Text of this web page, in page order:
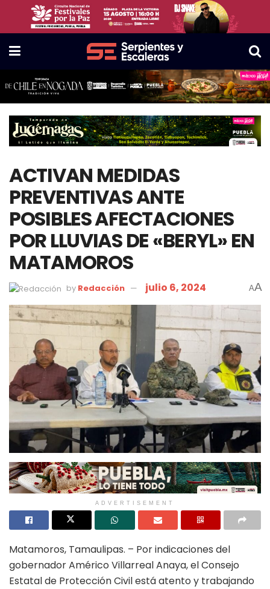
ACTIVAN MEDIDAS
PREVENTIVAS ANTE
POSIBLES AFECTACIONES
POR LLUVIAS DE «BERYL» EN
MATAMOROS
by Redacción julio 6, 2024 AA
ADVERTISEMENT
Matamoros, Tamaulipas. – Por indicaciones del
gobernador Américo Villarreal Anaya, el Consejo
Estatal de Protección Civil está atento y trabajando